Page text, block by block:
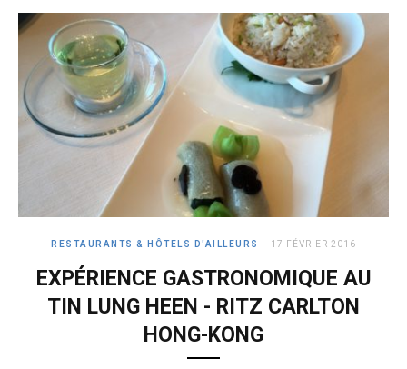
RESTAURANTS & HÔTELS D'AILLEURS 17 FÉVRIER 2016
EXPÉRIENCE GASTRONOMIQUE AU
TIN LUNG HEEN - RITZ CARLTON
HONG-KONG